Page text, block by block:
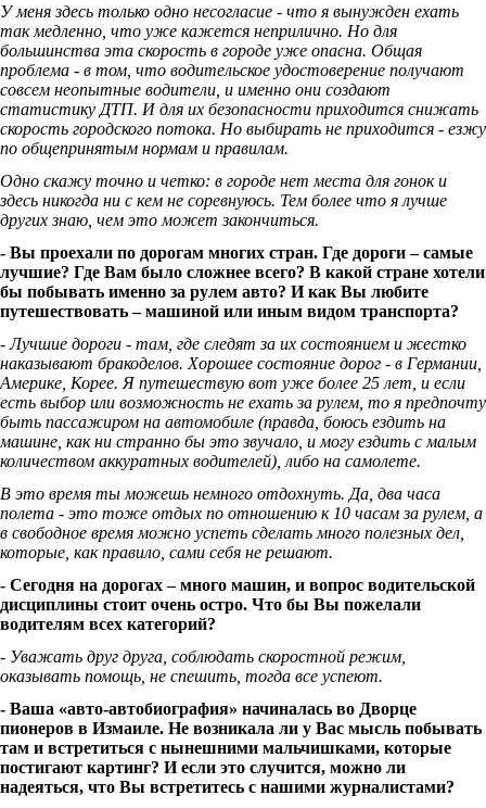
У меня здесь только одно несогласие - что я вынужден ехать
так медленно, что уже кажется неприлично. Но для
большинства эта скорость в городе уже опасна. Общая
проблема - в том, что водительское удостоверение получают
совсем неопытные водители, и именно они создают
статистику ДТП. И для их безопасности приходится снижать
скорость городского потока. Но выбирать не приходится - езжу
по общепринятым нормам и правилам.
Одно скажу точно и четко: в городе нет места для гонок и
здесь никогда ни с кем не соревнуюсь. Тем более что я лучше
других знаю, чем это может закончиться.
- Вы проехали по дорогам многих стран. Где дороги – самые
лучшие? Где Вам было сложнее всего? В какой стране хотели
бы побывать именно за рулем авто? И как Вы любите
путешествовать – машиной или иным видом транспорта?
- Лучшие дороги - там, где следят за их состоянием и жестко
наказывают бракоделов. Хорошее состояние дорог - в Германии,
Америке, Корее. Я путешествую вот уже более 25 лет, и если
есть выбор или возможность не ехать за рулем, то я предпочту
быть пассажиром на автомобиле (правда, боюсь ездить на
машине, как ни странно бы это звучало, и могу ездить с малым
количеством аккуратных водителей), либо на самолете.
В это время ты можешь немного отдохнуть. Да, два часа
полета - это тоже отдых по отношению к 10 часам за рулем, а
в свободное время можно успеть сделать много полезных дел,
которые, как правило, сами себя не решают.
- Сегодня на дорогах – много машин, и вопрос водительской
дисциплины стоит очень остро. Что бы Вы пожелали
водителям всех категорий?
- Уважать друг друга, соблюдать скоростной режим,
оказывать помощь, не спешить, тогда все успеют.
- Ваша «авто-автобиография» начиналась во Дворце
пионеров в Измаиле. Не возникала ли у Вас мысль побывать
там и встретиться с нынешними мальчишками, которые
постигают картинг? И если это случится, можно ли
надеяться, что Вы встретитесь с нашими журналистами?